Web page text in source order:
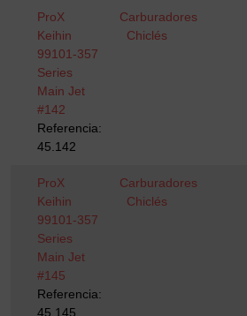
ProX
Keihin
99101-357
Series
Main Jet
#142
Referencia:
45.142
Carburadores
Chiclés
ProX
Keihin
99101-357
Series
Main Jet
#145
Referencia:
45.145
Carburadores
Chiclés